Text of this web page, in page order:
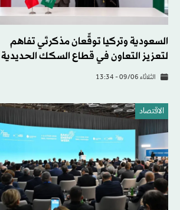
السعودية وتركيا توقِّعان مذكرتَي تفاهم
لتعزيز التعاون في قطاع السكك الحديدية
الثلاثاء 09/06 - 13:34
الاقتصاد